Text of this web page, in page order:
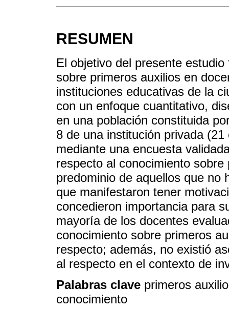
RESUMEN
El objetivo del presente
sobre primeros auxilios en
instituciones educativas de la
con un enfoque cuantitativo,
en una población constituida
8 de una institución privada
mediante una encuesta
respecto al conocimiento
predominio de aquellos que no
que manifestaron tener
concedieron importancia para
mayoría de los docentes
conocimiento sobre primeros
respecto; además, no existió
al respecto en el contexto de
Palabras clave primeros
conocimiento